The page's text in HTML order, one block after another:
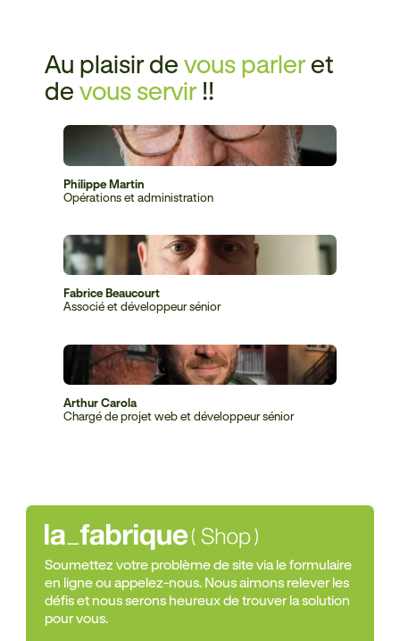
Au plaisir de vous parleret
de vous servir!!
Philippe Martin
Opérations et administration
Fabrice Beaucourt
Associé et développeur sénior
Arthur Carola
Chargé de projet web et développeur sénior
Soumettez votre problème de site via le formulaire
en ligne ou appelez-nous. Nous aimons relever les
défis et nous serons heureux de trouver la solution
pour vous.